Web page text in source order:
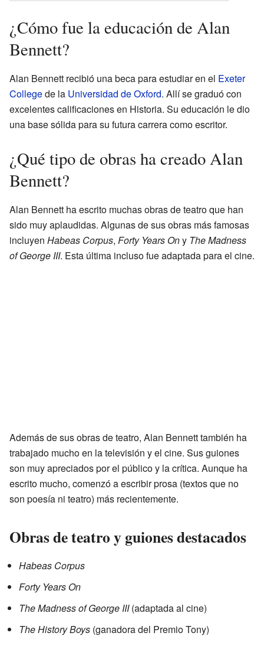
¿Cómo fue la educación de Alan
Bennett?
Alan Bennett recibió una beca para estudiar en el Exeter
Collegede la Universidad de Oxford. Allí se graduó con
excelentes calificaciones en Historia. Su educación le dio
una base sólida para su futura carrera como escritor.
¿Qué tipo de obras ha creado Alan
Bennett?
Alan Bennett ha escrito muchas obras de teatro que han
sido muy aplaudidas. Algunas de sus obras más famosas
incluyen Habeas Corpus, Forty Years Ony The Madness
of George III. Esta última incluso fue adaptada para el cine.
Además de sus obras de teatro, Alan Bennett también ha
trabajado mucho en la televisión y el cine. Sus guiones
son muy apreciados por el público y la crítica. Aunque ha
escrito mucho, comenzó a escribir prosa (textos que no
son poesía ni teatro) más recientemente.
Obras de teatro y guiones destacados
Habeas Corpus
Forty Years On
The Madness of George III(adaptada al cine)
The History Boys (ganadora del Premio Tony)